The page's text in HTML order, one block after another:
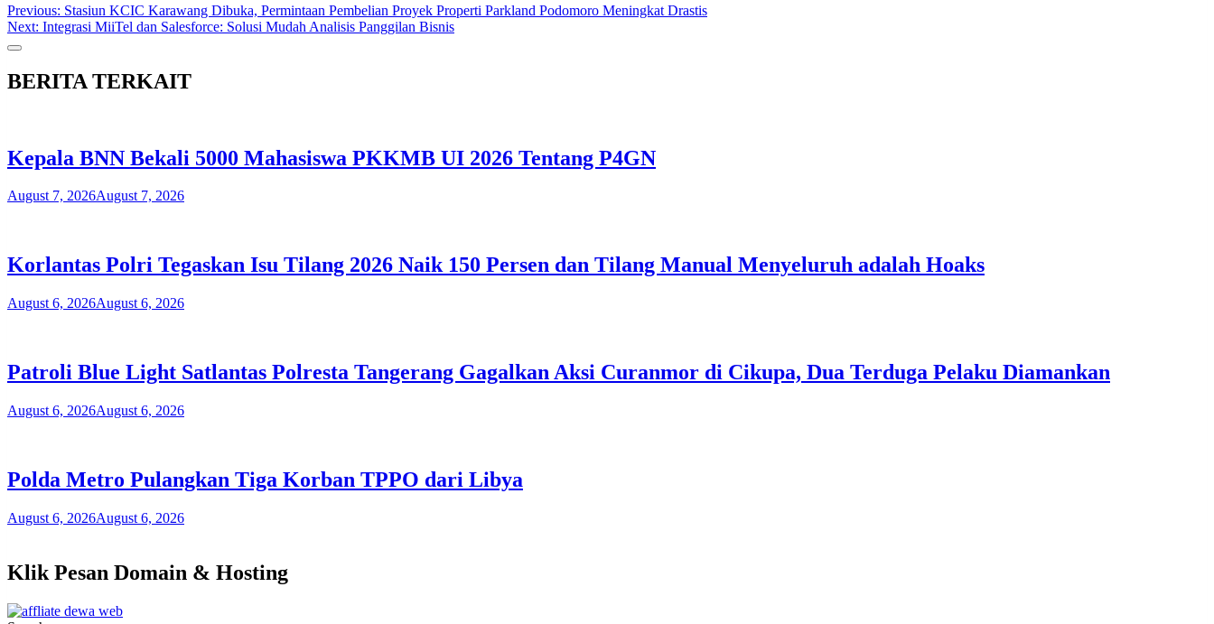
Post
navigation
Previous: Stasiun KCIC Karawang Dibuka, Permintaan Pembelian Proyek Properti Parkland Podomoro Meningkat Drastis
Next: Integrasi MiiTel dan Salesforce: Solusi Mudah Analisis Panggilan Bisnis
BERITA TERKAIT
Kepala BNN Bekali 5000 Mahasiswa PKKMB UI 2026 Tentang P4GN
August 7, 2026August 7, 2026
Korlantas Polri Tegaskan Isu Tilang 2026 Naik 150 Persen dan Tilang Manual Menyeluruh adalah Hoaks
August 6, 2026August 6, 2026
Patroli Blue Light Satlantas Polresta Tangerang Gagalkan Aksi Curanmor di Cikupa, Dua Terduga Pelaku Diamankan
August 6, 2026August 6, 2026
Polda Metro Pulangkan Tiga Korban TPPO dari Libya
August 6, 2026August 6, 2026
Klik Pesan Domain & Hosting